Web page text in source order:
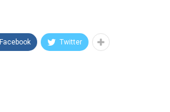
Facebook Twitter